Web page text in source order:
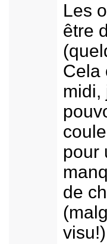
Les
être
Cela
midi,
pour
de
visu!)